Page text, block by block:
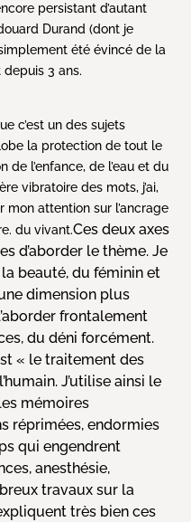
persistant d’autant
Durand (dont je
été évincé de la
depuis 3 ans.
c’est un des sujets
la protection de tout le
l’enfance, de l’eau et du
vibratoire des mots, j’ai,
mon attention sur l’ancrage
du vivant.Ces deux axes
d’aborder le thème. Je
beauté, du féminin et
dimension plus
frontalement
du déni forcément.
« le traitement des
J’utilise ainsi le
mémoires
réprimées, endormies
qui engendrent
anesthésie,
travaux sur la
très bien ces